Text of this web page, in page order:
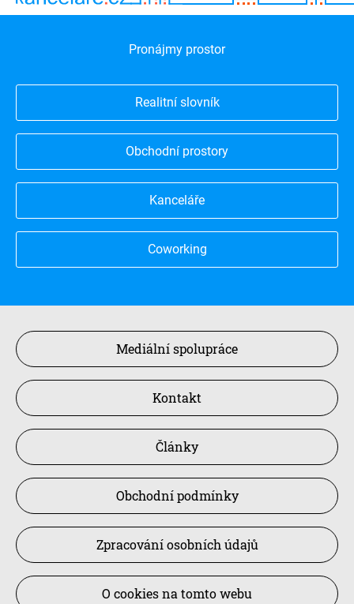
Pronájmy prostor
Realitní slovník
Obchodní prostory
Kanceláře
Coworking
Mediální spolupráce
Kontakt
Články
Obchodní podmínky
Zpracování osobních údajů
O cookies na tomto webu